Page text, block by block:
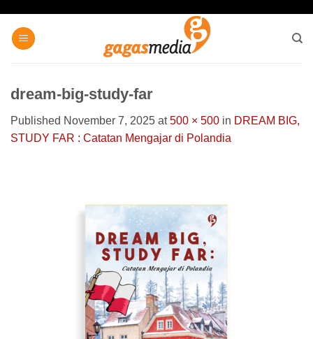
content
dream-big-study-far
Published November 7, 2025 at500 × 500 in DREAM BIG,
STUDY FAR : Catatan Mengajar di Polandia